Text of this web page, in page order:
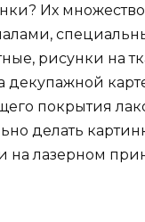
Их
рисунки на
покрытия
делать
на лазерном